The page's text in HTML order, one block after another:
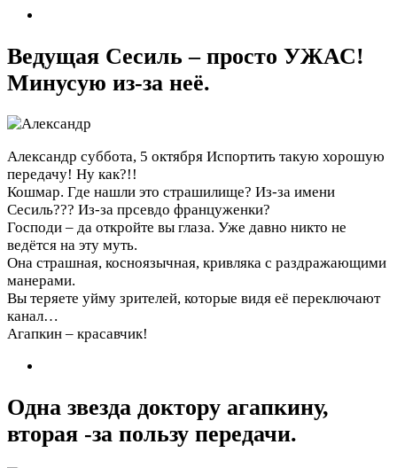
Ведущая Сесиль – просто УЖАС!
Минусую из-за неё.
Александр суббота, 5 октября Испортить такую хорошую
передачу! Ну как?!!
Кошмар. Где нашли это страшилище? Из-за имени
Сесиль??? Из-за прсевдо француженки?
Господи – да откройте вы глаза. Уже давно никто не
ведётся на эту муть.
Она страшная, косноязычная, кривляка с раздражающими
манерами.
Вы теряете уйму зрителей, которые видя её переключают
канал…
Агапкин – красавчик!
Одна звезда доктору агапкину,
вторая -за пользу передачи.